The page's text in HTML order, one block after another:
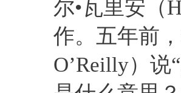
尔•瓦里安（
作。五年前
O’Reilly）说